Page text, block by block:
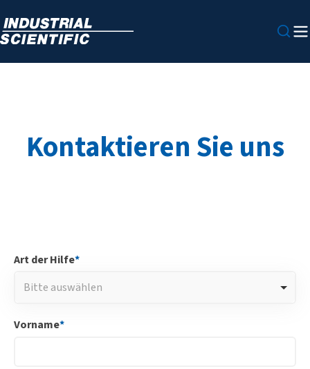
Kontaktieren Sie uns
Art der Hilfe*
Bitte auswählen
Vorname*